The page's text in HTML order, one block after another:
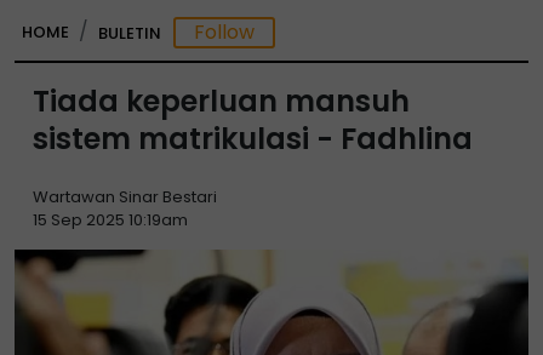
HOME BULETIN
Tiada keperluan mansuh
sistem matrikulasi - Fadhlina
Wartawan Sinar Bestari
15 Sep 2025 10:19am